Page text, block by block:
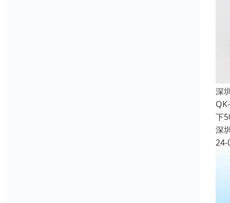
深
下
深
24-